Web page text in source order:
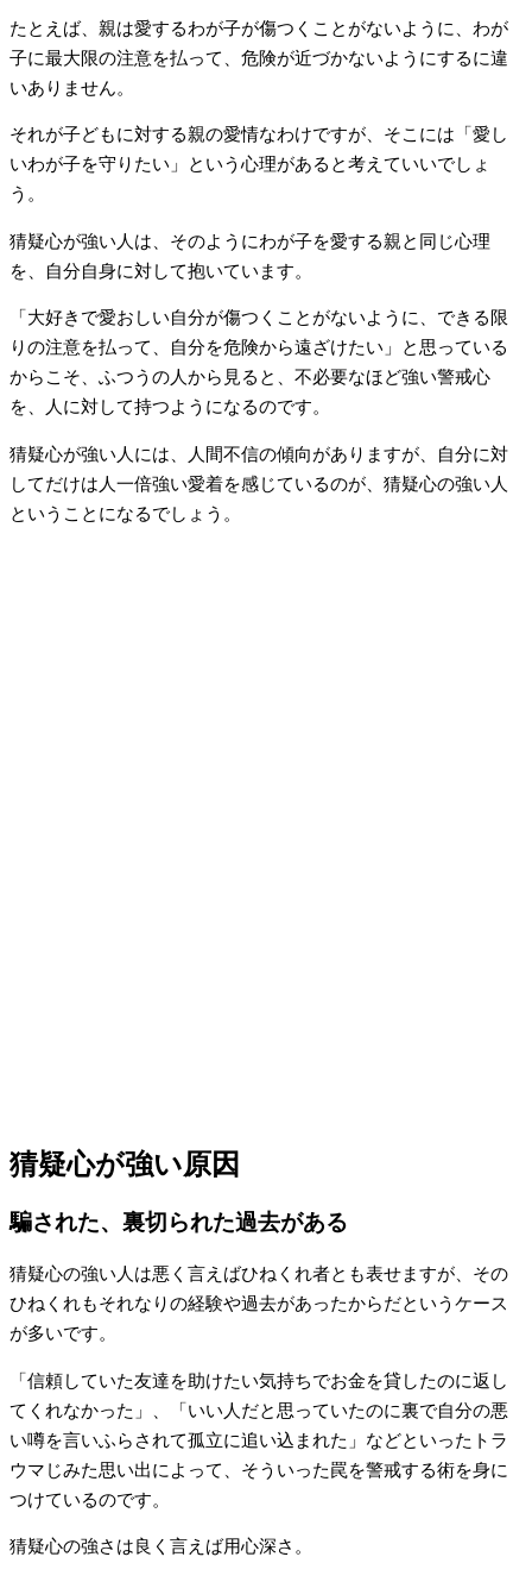
たとえば、親は愛するわが子が傷つくことがないように、わが
子に最大限の注意を払って、危険が近づかないようにするに違
いありません。
それが子どもに対する親の愛情なわけですが、そこには「愛し
いわが子を守りたい」という心理があると考えていいでしょ
う。
猜疑心が強い人は、そのようにわが子を愛する親と同じ心理
を、自分自身に対して抱いています。
「大好きで愛おしい自分が傷つくことがないように、できる限
りの注意を払って、自分を危険から遠ざけたい」と思っている
からこそ、ふつうの人から見ると、不必要なほど強い警戒心
を、人に対して持つようになるのです。
猜疑心が強い人には、人間不信の傾向がありますが、自分に対
してだけは人一倍強い愛着を感じているのが、猜疑心の強い人
ということになるでしょう。
猜疑心が強い原因
騙された、裏切られた過去がある
猜疑心の強い人は悪く言えばひねくれ者とも表せますが、その
ひねくれもそれなりの経験や過去があったからだというケース
が多いです。
「信頼していた友達を助けたい気持ちでお金を貸したのに返し
てくれなかった」、「いい人だと思っていたのに裏で自分の悪
い噂を言いふらされて孤立に追い込まれた」などといったトラ
ウマじみた思い出によって、そういった罠を警戒する術を身に
つけているのです。
猜疑心の強さは良く言えば用心深さ。